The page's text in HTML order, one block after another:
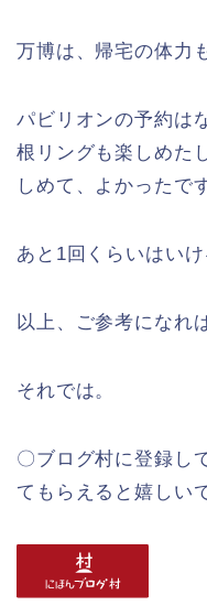
万博は、帰宅の体力
パビリオンの予約は
根リングも楽しめた
しめて、よかったで
あと1回くらいはい
以上、ご参考になれ
それでは。
〇ブログ村に登録し
てもらえると嬉しい